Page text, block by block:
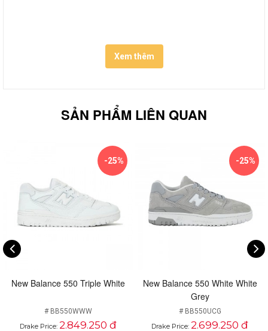
Xem thêm
SẢN PHẨM LIÊN QUAN
-25%
New Balance 550 Triple White
# BB550WWW
Drake Price: 2.849.250 đ
-25%
New Balance 550 White White
Grey
# BB550UCG
Drake Price: 2.699.250 đ